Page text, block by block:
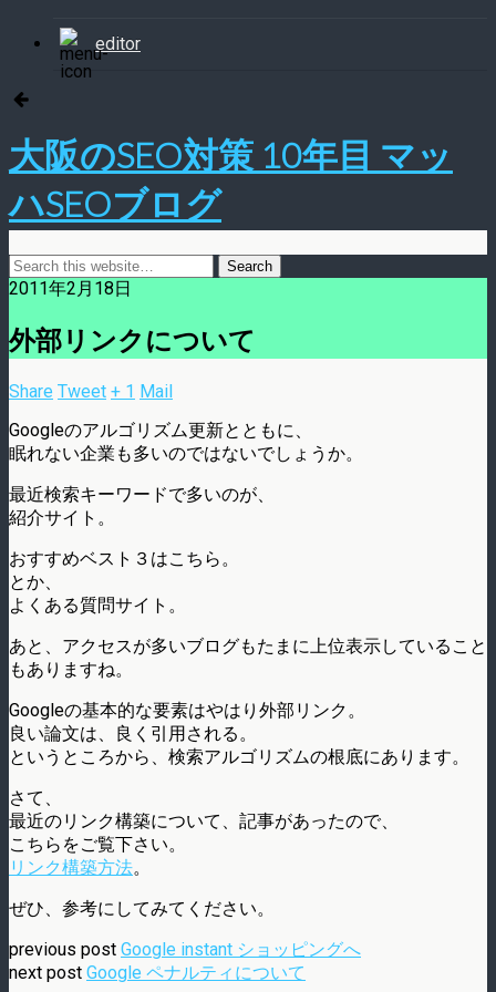
editor
大阪のSEO対策 10年目 マッ
ハSEOブログ
2011年2月18日
外部リンクについて
Share Tweet + 1 Mail
Googleのアルゴリズム更新とともに、
眠れない企業も多いのではないでしょうか。
最近検索キーワードで多いのが、
紹介サイト。
おすすめベスト３はこちら。
とか、
よくある質問サイト。
あと、アクセスが多いブログもたまに上位表示していること
もありますね。
Googleの基本的な要素はやはり外部リンク。
良い論文は、良く引用される。
というところから、検索アルゴリズムの根底にあります。
さて、
最近のリンク構築について、記事があったので、
こちらをご覧下さい。
リンク構築方法。
ぜひ、参考にしてみてください。
previous post Google instant ショッピングへ
next post Google ペナルティについて